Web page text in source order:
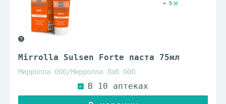
Mirrolla Sulsen Forte паста 75мл
Мирролла ООО/Мирролла Лаб ООО
+ 5